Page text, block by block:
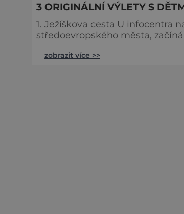
3 ORIGINÁLNÍ VÝLETY S
1. Ježíškova cesta U infocentra na Božím Daru, který má pověst nejvýše položeného
středoevropského města,
na kole, tak s kočárkem. V průběhu trasy čekají na děti zastávky v dřevěných boudičkách
zobrazit více >>